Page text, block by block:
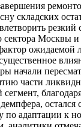
складских
резкий
сектора Москвы
ожидаемой
начали
части
остался
по адаптации к